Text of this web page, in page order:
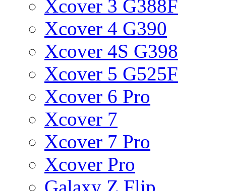
Xcover 3 G388F
Xcover 4 G390
Xcover 4S G398
Xcover 5 G525F
Xcover 6 Pro
Xcover 7
Xcover 7 Pro
Xcover Pro
Galaxy Z Flip